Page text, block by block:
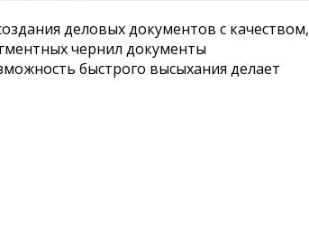
деловых документов с качеством,
чернил документы
быстрого высыхания делает